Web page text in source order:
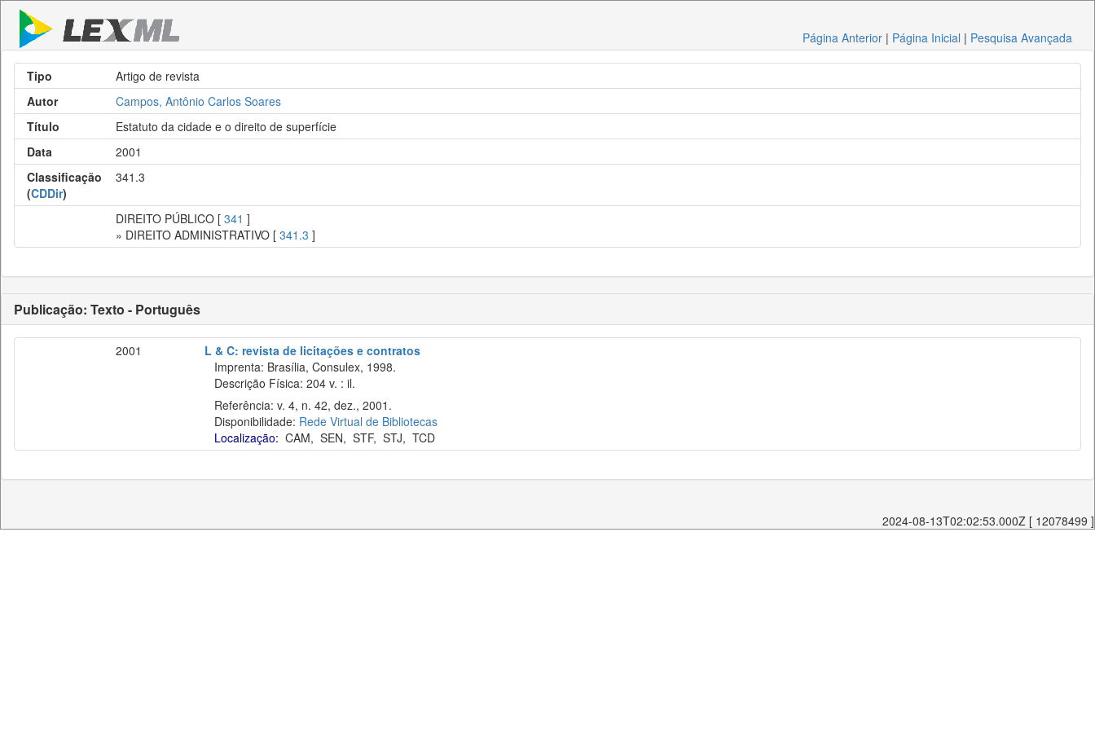
Página Anterior | Página Inicial | Pesquisa Avançada
Tipo
Artigo de revista
Autor
Campos, Antônio Carlos Soares
Título
Estatuto da cidade e o direito de superfície
Data
2001
Classificação
(CDDir)
341.3
DIREITO PÚBLICO [ 341 ]
» DIREITO ADMINISTRATIVO [ 341.3 ]
Publicação: Texto - Português
2001
L & C: revista de licitações e contratos
Imprenta: Brasília, Consulex, 1998.
Descrição Física: 204 v. : il.
Referência: v. 4, n. 42, dez., 2001.
Disponibilidade: Rede Virtual de Bibliotecas
Localização: CAM, SEN, STF, STJ, TCD
2024-08-13T02:02:53.000Z [ 12078499 ]